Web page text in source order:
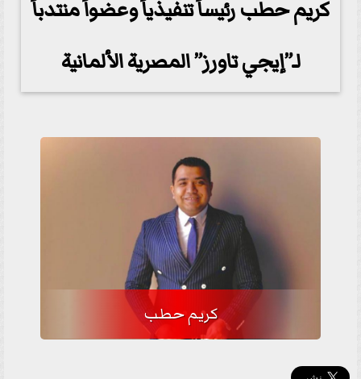
كريم حطب رئيساً تنفيذياً وعضواً منتدباً
لـ”إيجي تاورز” المصرية الألمانية
كريم حطب